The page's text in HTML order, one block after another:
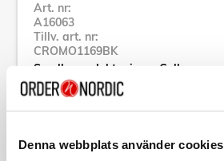
Denna webbplats använder cookies
Art. nr:
A16063
Tillv. art. nr:
CROMO1169BK
Se alla produkter inom Celly
Specifikation